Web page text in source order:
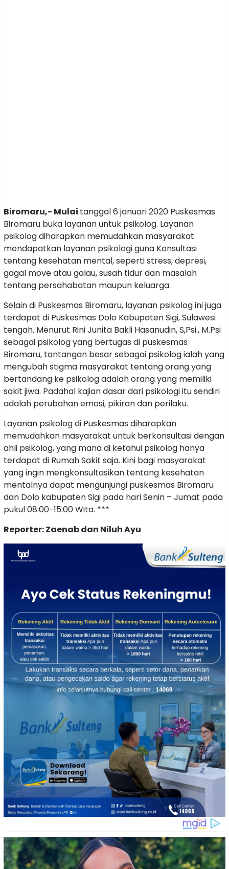
Biromaru,- Mulai tanggal 6 januari 2020 Puskesmas
Biromaru buka layanan untuk psikolog. Layanan
psikolog diharapkan memudahkan masyarakat
mendapatkan layanan psikologi guna Konsultasi
tentang kesehatan mental, seperti stress, depresi,
gagal move atau galau, susah tidur dan masalah
tentang persahabatan maupun keluarga.
Selain di Puskesmas Biromaru, layanan psikolog ini juga
terdapat di Puskesmas Dolo Kabupaten Sigi, Sulawesi
tengah. Menurut Rini Junita Bakli Hasanudin, S,Psi., M.Psi
sebagai psikolog yang bertugas di puskesmas
Biromaru, tantangan besar sebagai psikolog ialah yang
mengubah stigma masyarakat tentang orang yang
bertandang ke psikolog adalah orang yang memiliki
sakit jiwa. Padahal kajian dasar dari psikologi itu sendiri
adalah perubahan emosi, pikiran dan perilaku.
Layanan psikolog di Puskesmas diharapkan
memudahkan masyarakat untuk berkonsultasi dengan
ahli psikolog, yang mana di ketahui psikolog hanya
terdapat di Rumah Sakit saja. Kini bagi masyarakat
yang ingin mengkonsultasikan tentang kesehatan
mentalnya dapat mengunjungi puskesmas Biromaru
dan Dolo kabupaten Sigi pada hari Senin – Jumat pada
pukul 08:00-15:00 Wita. ***
Reporter: Zaenab dan Niluh Ayu